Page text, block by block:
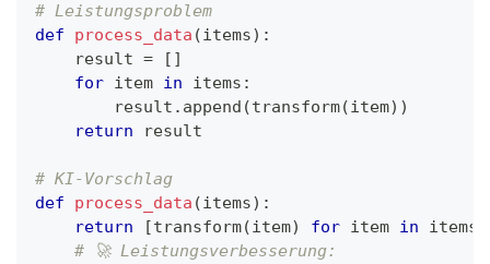
# Leistungsproblem
def
process_data (items) :
    result
= [ ]
for item in items :
        result
. append (transform(item) )
return result
# KI-Vorschlag
def
process_data (items) :
return
[transform(item) for item in items
# 🚀 Leistungsverbesserung: